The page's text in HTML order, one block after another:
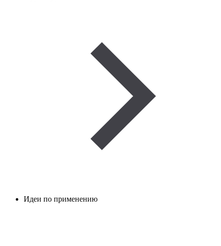
Идеи по применению